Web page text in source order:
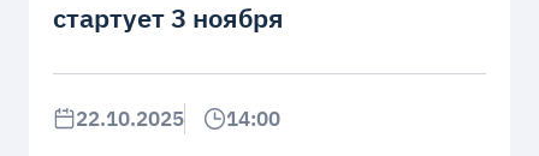
стартует 3 ноября
22.10.2025 14:00